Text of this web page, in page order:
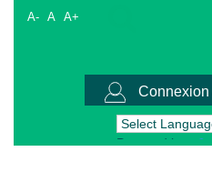
A- A A+
Connexion
Powered by